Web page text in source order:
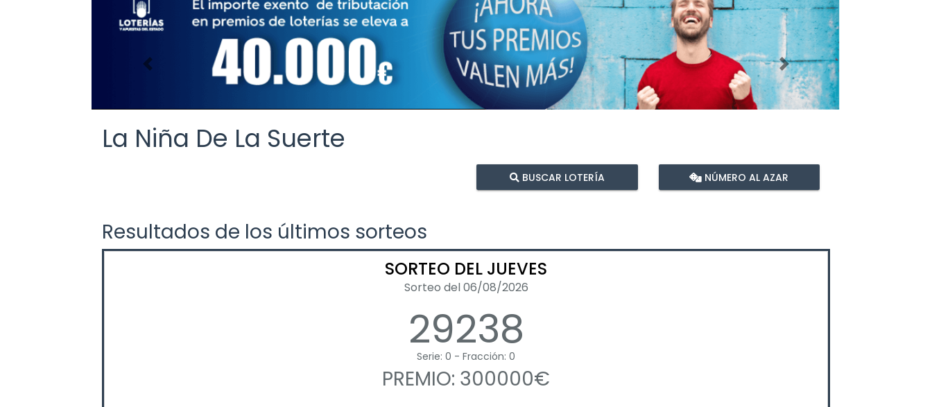
Imagen anterior Imagen siguiente
La Niña De La Suerte
BUSCAR LOTERÍA NÚMERO AL AZAR
Resultados de los últimos sorteos
SORTEO DEL JUEVES
Sorteo del 06/08/2026
29238
Serie: 0 - Fracción: 0
PREMIO: 300000€